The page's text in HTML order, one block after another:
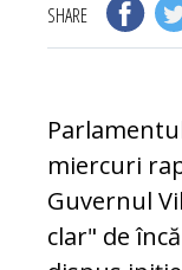
SHARE
miercuri
Guvernul
clar" de